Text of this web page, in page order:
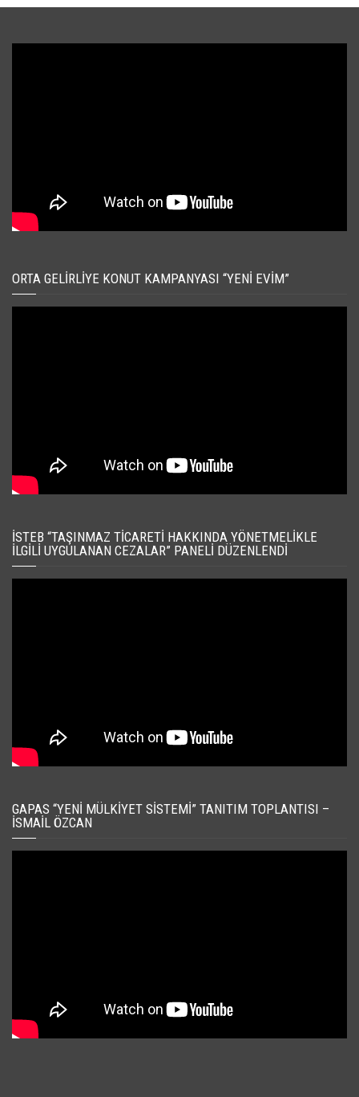
ORTA GELIRLIYE KONUT KAMPANYASI “YENI EVIM”
İSTEB “TAŞINMAZ TICARETI HAKKINDA YÖNETMELIKLE
İLGILI UYGULANAN CEZALAR” PANELI DÜZENLENDI
GAPAS “YENI MÜLKIYET SISTEMI” TANITIM TOPLANTISI –
İSMAIL ÖZCAN